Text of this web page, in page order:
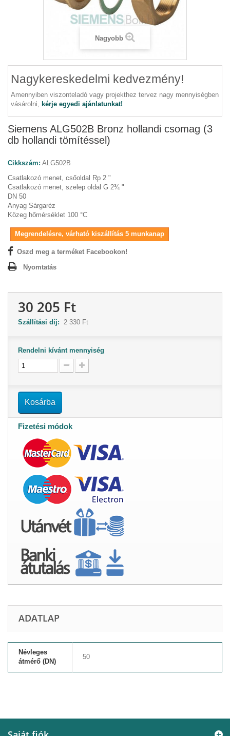
Nagyobb
Nagykereskedelmi kedvezmény!
Amennyiben viszonteladó vagy projekthez tervez nagy mennyiségben
vásárolni, kérje egyedi ajánlatunkat!
Siemens ALG502B Bronz hollandi csomag (3
db hollandi tömítéssel)
Cikkszám: ALG502B
Csatlakozó menet, csőoldal Rp 2 "
Csatlakozó menet, szelep oldal G 2¾ "
DN 50
Anyag Sárgaréz
Közeg hőmérséklet 100 °C
Megrendelésre, várható kiszállítás 5 munkanap
Oszd meg a terméket Facebookon!
Nyomtatás
30 205 Ft
Szállítási díj: 2 330 Ft
Rendelni kívánt mennyiség
Kosárba
Fizetési módok
ADATLAP
Névleges
átmérő (DN)
50